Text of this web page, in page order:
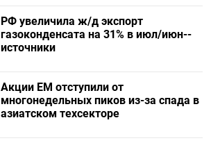
РФ увеличила ж/д экспорт
газоконденсата на 31% в июл/июн--
источники
Акции ЕМ отступили от
многонедельных пиков из-за спада в
азиатском техсекторе